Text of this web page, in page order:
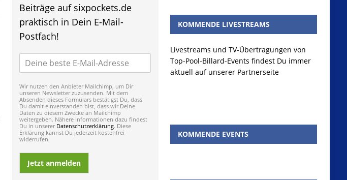
Beiträge auf sixpockets.de
praktisch in Dein E-Mail-
Postfach!
Wir nutzen den Anbieter Mailchimp, um Dir
unseren Newsletter zuzusenden. Mit dem
Absenden dieses Formulars bestätigst Du, dass
Du damit einverstanden bist, dass wir Deine
Daten zu diesem Zwecke an Mailchimp
weitergeben. Nähere Informationen dazu findest
Du in unserer Datenschutzerklärung. Diese
Erklärung kannst Du jederzeit kostenfrei
widerrufen.
Jetzt anmelden
KOMMENDE LIVESTREAMS
Livestreams und TV-Übertragungen von
Top-Pool-Billard-Events findest Du immer
aktuell auf unserer Partnerseite
KOMMENDE EVENTS